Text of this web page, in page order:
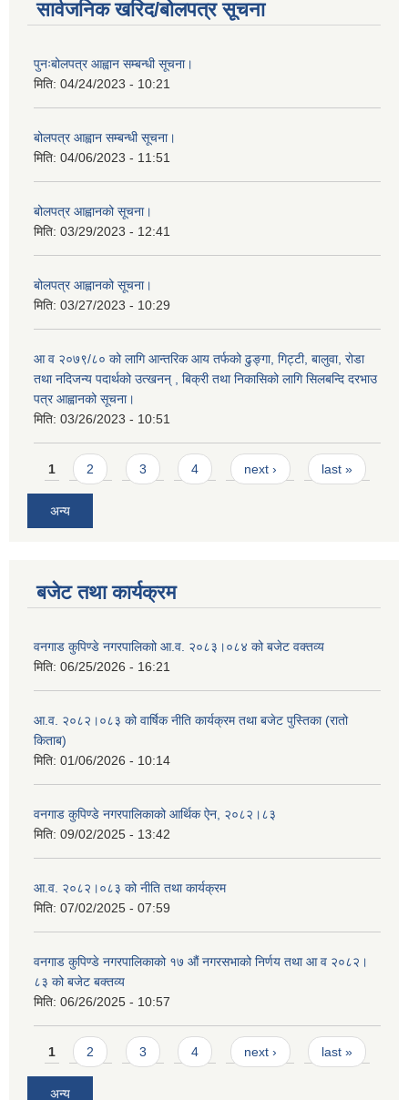
सार्वजनिक खरिद/बोलपत्र सूचना
पुनःबोलपत्र आह्वान सम्बन्धी सूचना।
मिति: 04/24/2023 - 10:21
बोलपत्र आह्वान सम्बन्धी सूचना।
मिति: 04/06/2023 - 11:51
बोलपत्र आह्वानको सूचना।
मिति: 03/29/2023 - 12:41
बोलपत्र आह्वानको सूचना।
मिति: 03/27/2023 - 10:29
आ व २०७९/८० को लागि आन्तरिक आय तर्फको ढुङ्गा, गिट्टी, बालुवा, रोडा
तथा नदिजन्य पदार्थको उत्खनन् , बिक्री तथा निकासिको लागि सिलबन्दि दरभाउ
पत्र आह्वानको सूचना।
मिति: 03/26/2023 - 10:51
Pages
1 2 3 4 next › last »
अन्य
बजेट तथा कार्यक्रम
वनगाड कुपिण्डे नगरपालिकाो आ.व. २०८३।०८४ को बजेट वक्तव्य
मिति: 06/25/2026 - 16:21
आ.व. २०८२।०८३ को वार्षिक नीति कार्यक्रम तथा बजेट पुस्तिका (रातो
किताब)
मिति: 01/06/2026 - 10:14
वनगाड कुपिण्डे नगरपालिकाको आर्थिक ऐन, २०८२।८३
मिति: 09/02/2025 - 13:42
आ.व. २०८२।०८३ को नीति तथा कार्यक्रम
मिति: 07/02/2025 - 07:59
वनगाड कुपिण्डे नगरपालिकाको १७ ‍औं नगरसभाको निर्णय तथा आ व २०८२।
८३ को बजेट बक्तव्य
मिति: 06/26/2025 - 10:57
Pages
1 2 3 4 next › last »
अन्य